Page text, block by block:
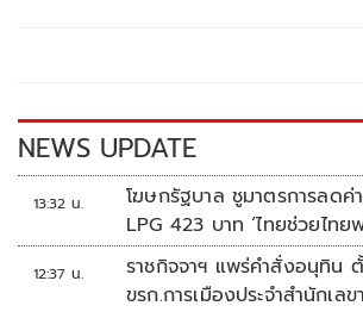
k k
NEWS UPDATE
13:32 น.
โฆษกรัฐบาล ชูมาตรการลด
LPG 423 บาท ‘ไทยช่วยไท
แสนล้าน
12:37 น.
ราชกิจจาฯ แพร่คำสั่งอนุทิน
ขรก.การเมืองประจำสำนักเล